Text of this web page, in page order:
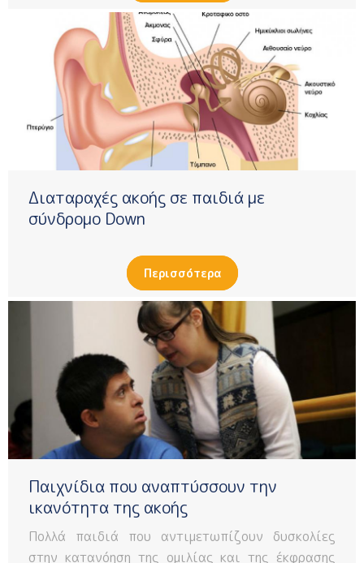
Διαταραχές ακοής σε παιδιά με
σύνδρομο Down
Περισσότερα
Παιχνίδια που αναπτύσσουν την
ικανότητα της ακοής
Πολλά παιδιά που αντιμετωπίζουν δυσκολίες
στην κατανόηση της ομιλίας και της έκφρασης